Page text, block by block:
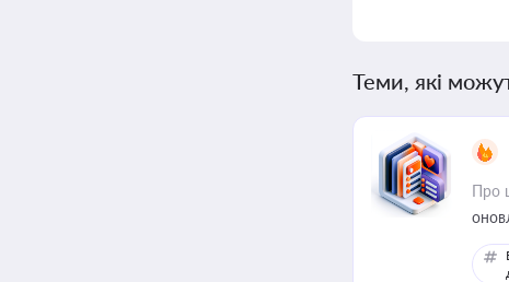
Теми, які
Про